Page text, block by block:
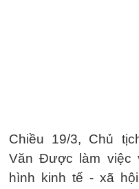
Chiều 19/3, Chủ
Văn Được làm việc
hình kinh tế - xã